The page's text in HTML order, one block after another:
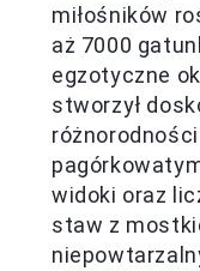
miłośników
aż 7000
egzotyczne
stworzył
widoki oraz
staw z